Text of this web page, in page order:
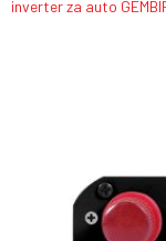
inverter za auto